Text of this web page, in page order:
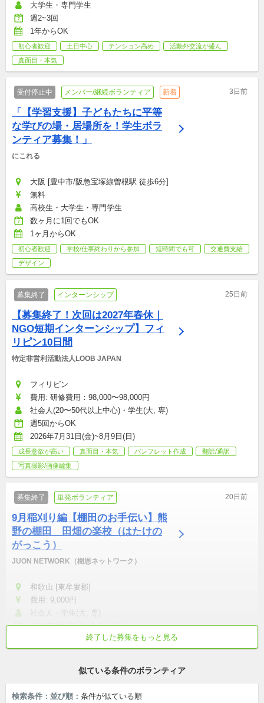
大学生・専門学生
週2~3回
1年からOK
初心者歓迎 土日中心 テンション高め
活動外交流が盛ん
真面目・本気
受付停止中 メンバー/継続ボランティア 新着 3日前
「【学習支援】子どもたちに平等
な学びの場・居場所を！学生ボラ
ンティア募集！」
にこれる
大阪 [豊中市/阪急宝塚線曽根駅 徒歩6分]
無料
高校生・大学生・専門学生
数ヶ月に1回でもOK
1ヶ月からOK
初心者歓迎 学校/仕事終わりから参加 短時間でも可
交通費支給
デザイン
募集終了 インターンシップ 25日前
【募集終了！次回は2027年春休｜
NGO短期インターンシップ】フィ
リピン10日間
特定非営利活動法人LOOB JAPAN
フィリピン
費用: 研修費用：98,000〜98,000円
社会人(20〜50代以上中心)・学生(大, 専)
週5回からOK
2026年7月31日(金)~8月9日(日)
成長意欲が高い 真面目・本気 パンフレット作成
翻訳/通訳
写真撮影/画像編集
募集終了 単発ボランティア 20日前
9月稲刈り編【棚田のお手伝い】熊
野の棚田　田畑の楽校（はたけの
がっこう）
JUON NETWORK（樹恩ネットワーク）
和歌山 [東牟婁郡]
費用: 9,000円
社会人・学生(大, 専)
2026年9月26日(土)~27日(日)
土日中心 勉強熱心
成長意欲が高い
終了した募集をもっと見る
似ている条件のボランティア
検索条件： 並び順： 条件が似ている順